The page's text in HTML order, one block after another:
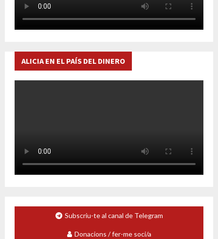
ALICIA EN EL PAÍS DEL DINERO
Subscriu-te al canal de Telegram
Donacions / fer-me soci/a